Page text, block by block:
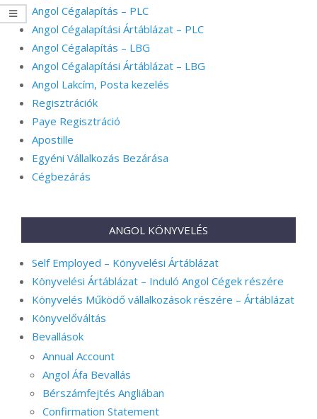
Angol Cégalapítás – PLC
Angol Cégalapítási Ártáblázat – PLC
Angol Cégalapítás – LBG
Angol Cégalapítási Ártáblázat – LBG
Angol Lakcím, Posta kezelés
Regisztrációk
Paye Regisztráció
Apostille
Egyéni Vállalkozás Bezárása
Cégbezárás
ANGOL KÖNYVELÉS
Self Employed – Könyvelési Ártáblázat
Könyvelési Ártáblázat – Induló Angol Cégek részére
Könyvelés Működő vállalkozások részére – Ártáblázat
Könyvelőváltás
Bevallások
Annual Account
Angol Áfa Bevallás
Bérszámfejtés Angliában
Confirmation Statement